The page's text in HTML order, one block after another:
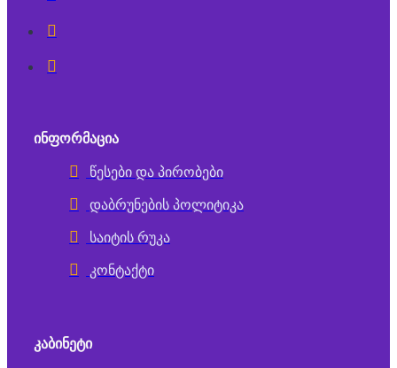
ᲘᲜᲤᲝᲠᲛᲐᲪᲘᲐ
წესები და პირობები
დაბრუნების პოლიტიკა
საიტის რუკა
კონტაქტი
ᲙᲐᲑᲘᲜᲔᲢᲘ